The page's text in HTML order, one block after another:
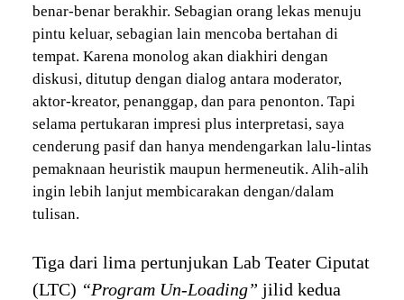
benar-benar berakhir. Sebagian orang lekas menuju
pintu keluar, sebagian lain mencoba bertahan di
tempat. Karena monolog akan diakhiri dengan
diskusi, ditutup dengan dialog antara moderator,
aktor-kreator, penanggap, dan para penonton. Tapi
selama pertukaran impresi plus interpretasi, saya
cenderung pasif dan hanya mendengarkan lalu-lintas
pemaknaan heuristik maupun hermeneutik. Alih-alih
ingin lebih lanjut membicarakan dengan/dalam
tulisan.
Tiga dari lima pertunjukan Lab Teater Ciputat
(LTC) “Program Un-Loading” jilid kedua